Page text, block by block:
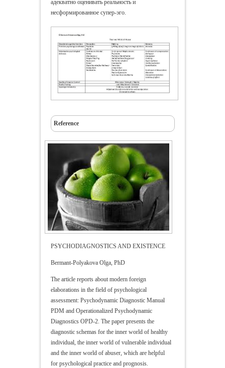
адекватно оценивать реальность и
несформированное супер-эго.
Reference
PSYCHODIAGNOSTICS AND EXISTENCE
Bermant-Polyakova Olga, PhD
The article reports about modern foreign
elaborations in the field of psychological
assessment: Psychodynamic Diagnostic Manual
PDM and Operationalized Psychodynamic
Diagnostics OPD-2. The paper presents the
diagnostic schemas for the inner world of healthy
individual, the inner world of vulnerable individual
and the inner world of abuser, which are helpful
for psychological practice and prognosis.